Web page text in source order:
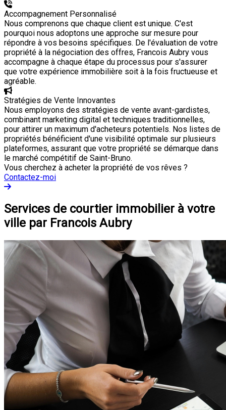
Accompagnement Personnalisé
Nous comprenons que chaque client est unique. C'est
pourquoi nous adoptons une approche sur mesure pour
répondre à vos besoins spécifiques. De l'évaluation de votre
propriété à la négociation des offres, Francois Aubry vous
accompagne à chaque étape du processus pour s'assurer
que votre expérience immobilière soit à la fois fructueuse et
agréable.
Stratégies de Vente Innovantes
Nous employons des stratégies de vente avant-gardistes,
combinant marketing digital et techniques traditionnelles,
pour attirer un maximum d'acheteurs potentiels. Nos listes de
propriétés bénéficient d'une visibilité optimale sur plusieurs
plateformes, assurant que votre propriété se démarque dans
le marché compétitif de Saint-Bruno.
Vous cherchez à acheter la propriété de vos rêves ?
Contactez-moi
Services de courtier immobilier à votre
ville par Francois Aubry